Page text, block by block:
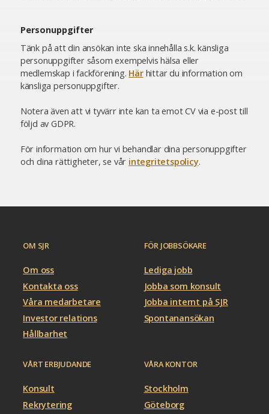
Personuppgifter
Tänk på att din ansökan inte ska innehålla s.k. känsliga
personuppgifter såsom exempelvis hälsa eller
medlemskap i fackförening. Härhittar du information om
känsliga personuppgifter.
Notera även att vi tyvärr inte kan ta emot CV via e-post till
följd av GDPR.
För information om hur vi behandlar dina personuppgifter
och dina rättigheter, se vår integritetspolicy.
OM SJR
Om oss
Kontakta oss
Våra medarbetare
Investor relations
Hållbarhet
FÖR JOBBSÖKARE
Lediga jobb
Jobba som konsult
Jobba internt på SJR
Spontanansökan
VÅRT ERBJUDANDE
Konsult
Rekrytering
VÅRA KONTOR
Stockholm
Göteborg